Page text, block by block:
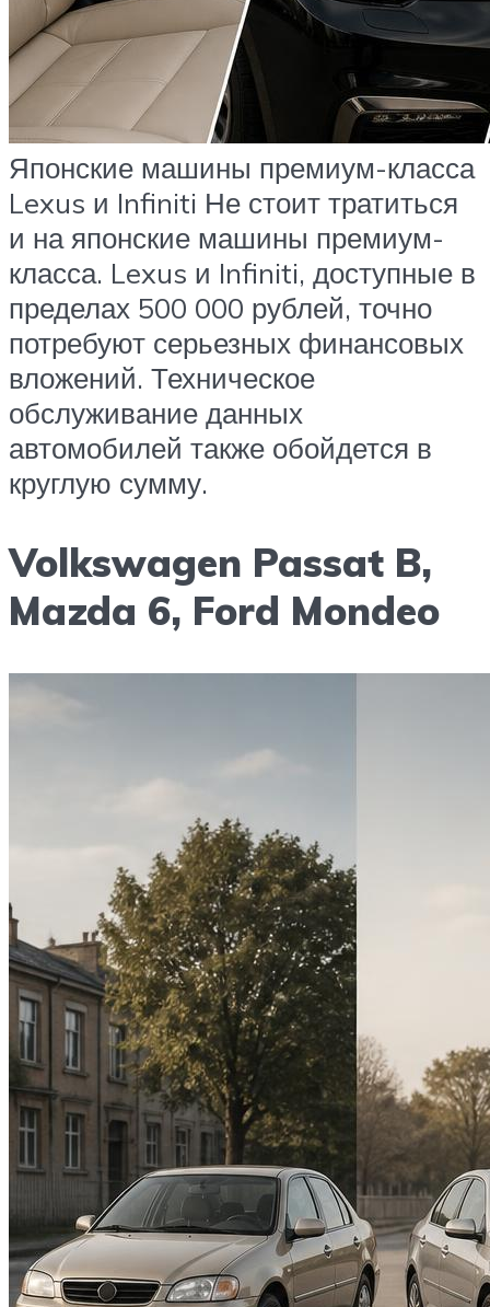
Японские машины премиум-класса
Lexus и Infiniti Не стоит тратиться
и на японские машины премиум-
класса. Lexus и Infiniti, доступные в
пределах 500 000 рублей, точно
потребуют серьезных финансовых
вложений. Техническое
обслуживание данных
автомобилей также обойдется в
круглую сумму.
Volkswagen Passat B,
Mazda 6, Ford Mondeo